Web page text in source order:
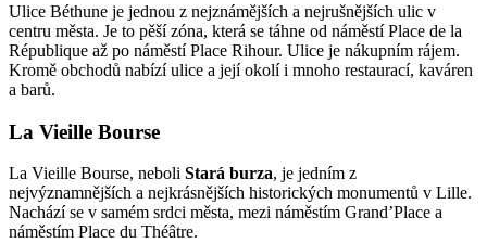
Ulice Béthune je jednou z nejznámějších a nejrušnějších ulic v
centru města. Je to pěší zóna, která se táhne od náměstí Place de la
République až po náměstí Place Rihour. Ulice je nákupním rájem.
Kromě obchodů nabízí ulice a její okolí i mnoho restaurací, kaváren
a barů.
La Vieille Bourse
La Vieille Bourse, neboli Stará burza, je jedním z
nejvýznamnějších a nejkrásnějších historických monumentů v Lille.
Nachází se v samém srdci města, mezi náměstím Grand’Place a
náměstím Place du Théâtre.